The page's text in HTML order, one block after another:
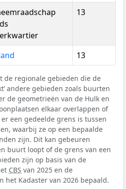
13
13
de regionale gebieden die de
andere gebieden zoals buurten
de geometrieën van de Hulk en
elkaar overlappen of
een gedeelde grens is tussen
waarbij ze op een bepaalde
zijn. Dit kan gebeuren
buurt loopt of de grens van een
zijn op basis van de
CBS van 2025 en de
het Kadaster van 2026 bepaald.